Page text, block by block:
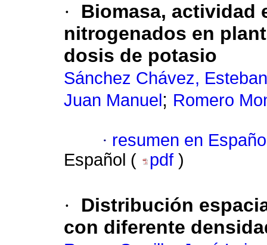
·
Biomasa, actividad
nitrogenados en
dosis de potasio
Sánchez Chávez, Esteban
Juan Manuel ; Romero
· resumen en
Español (
pdf )
·
Distribución
con diferente